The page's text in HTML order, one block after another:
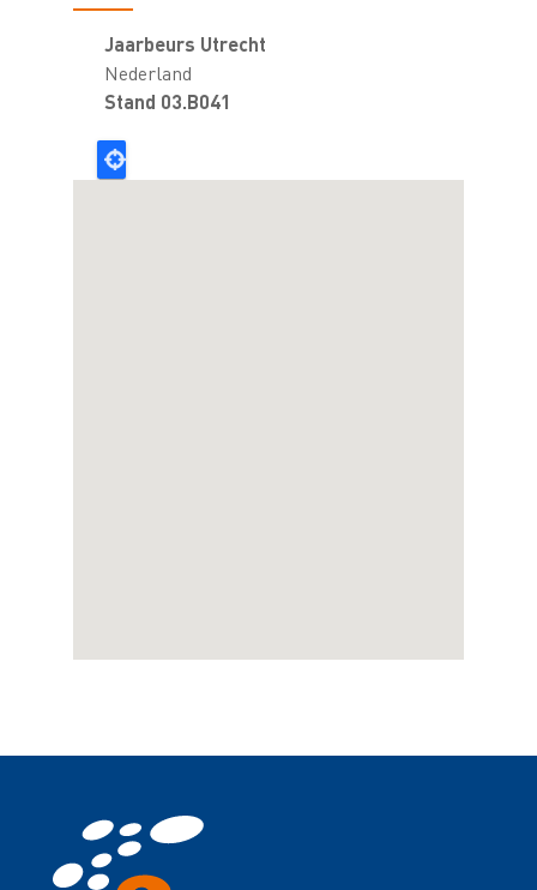
Jaarbeurs Utrecht
Nederland
Stand 03.B041